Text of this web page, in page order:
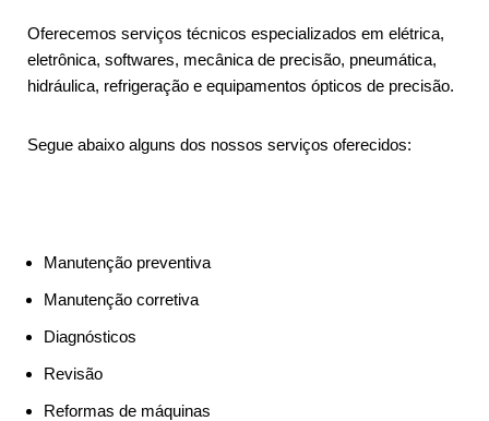
Oferecemos serviços técnicos especializados em elétrica,
eletrônica, softwares, mecânica de precisão, pneumática,
hidráulica, refrigeração e equipamentos ópticos de precisão.
Segue abaixo alguns dos nossos serviços oferecidos:
Manutenção preventiva
Manutenção corretiva
Diagnósticos
Revisão
Reformas de máquinas